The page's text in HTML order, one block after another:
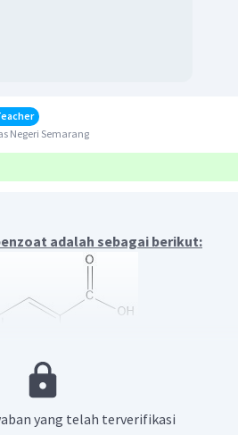
Negeri Semarang
adalah sebagai berikut:
yang telah terverifikasi